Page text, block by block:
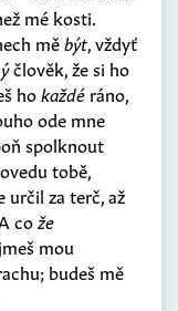
mé kosti.
měbýt, vždyť
člověk, že si ho
hokaždé ráno,
ode mne
spolknout
tobě,
určil za terč, až
cože
mou
budeš mě